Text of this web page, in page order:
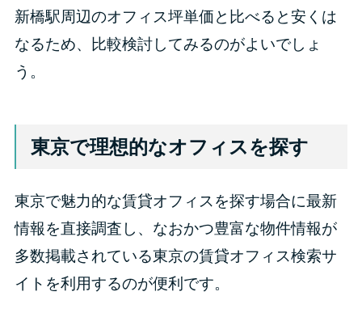
新橋駅周辺のオフィス坪単価と比べると安くは
なるため、比較検討してみるのがよいでしょ
う。
東京で理想的なオフィスを探す
東京で魅力的な賃貸オフィスを探す場合に最新
情報を直接調査し、なおかつ豊富な物件情報が
多数掲載されている東京の賃貸オフィス検索サ
イトを利用するのが便利です。